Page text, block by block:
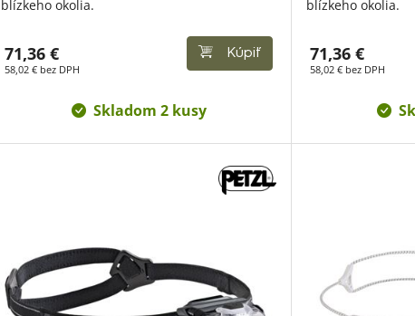
blízkeho okolia.
71,36 €
58,02 € bez DPH
Kúpiť
Skladom 2 kusy
blízkeho okolia.
71,36 €
58,02 € bez DPH